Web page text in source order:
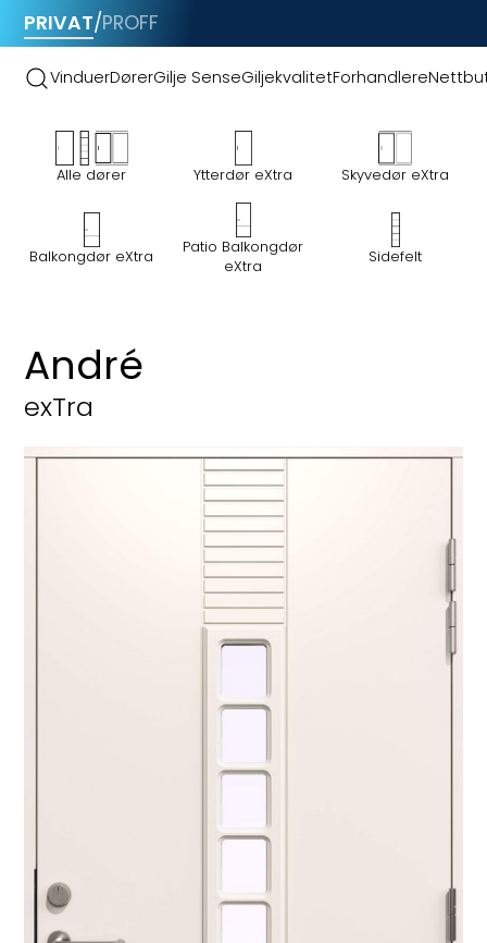
PRIVAT/PROFF
VinduerDørerGilje SenseGiljekvalitetForhandlere
Alle dører Ytterdør eXtra Skyvedør eXtra
Balkongdør eXtra
Patio Balkongdør
eXtra
Sidefelt
André
exTra